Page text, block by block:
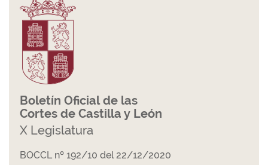
Boletín Oficial de las
Cortes de Castilla y León
X Legislatura
BOCCL nº 192/10 del 22/12/2020